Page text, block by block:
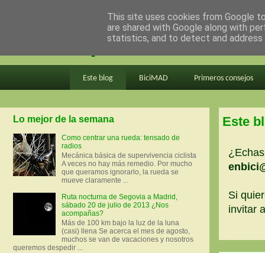
en bici por madrid
Este blog BiciMAD Primeros consejos
Este
Si
invitar
Lo mejor de la semana
Como centrar una rueda: tensado de
radios
Mecánica básica de supervivencia ciclista
A veces no hay más remedio. Por mucho
que queramos ignorarlo, la rueda se
mueve claramente ...
Ruta nocturna de Segovia a Madrid,
sábado 20 de julio de 2013 ¿Nos
acompañas?
Más de 100 km bajo la luz de la luna
(casi) llena Se acerca el mes de agosto,
muchos se van de vacaciones y nosotros
queremos despedir ...
This site uses cookies from Google
are shared with Google along with
statistics, and to detect and address